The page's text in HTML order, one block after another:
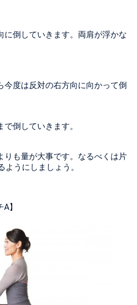
に倒していきます。両肩が浮かな
今度は反対の右方向に向かって倒
倒していきます。
りも量が大事です。なるべくは片
うにしましょう。
】